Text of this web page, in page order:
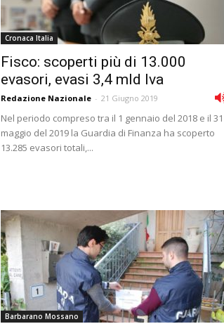
Cronaca Italia
Fisco: scoperti più di 13.000
evasori, evasi 3,4 mld Iva
Redazione Nazionale - 21 Giugno 2019
Nel periodo compreso tra il 1 gennaio del 2018 e il 31
maggio del 2019 la Guardia di Finanza ha scoperto
13.285 evasori totali,...
Barbarano Mossano